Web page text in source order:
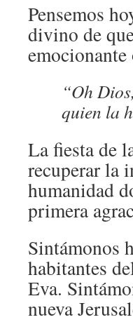
Pensemos
divino de
“Oh
quien la
La fiesta de
recuperar la
humanidad
primera
Sintámonos
habitantes
Eva.
nueva